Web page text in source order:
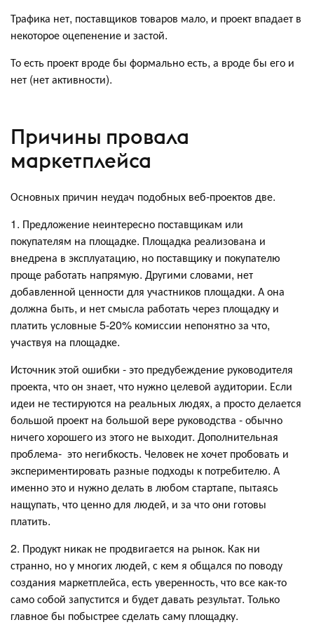
Трафика нет, поставщиков товаров мало, и проект впадает в
некоторое оцепенение и застой.
То есть проект вроде бы формально есть, а вроде бы его и
нет (нет активности).
Причины провала
маркетплейса
Основных причин неудач подобных веб-проектов две.
1. Предложение неинтересно поставщикам или
покупателям на площадке. Площадка реализована и
внедрена в эксплуатацию, но поставщику и покупателю
проще работать напрямую. Другими словами, нет
добавленной ценности для участников площадки. А она
должна быть, и нет смысла работать через площадку и
платить условные 5-20% комиссии непонятно за что,
участвуя на площадке.
Источник этой ошибки - это предубеждение руководителя
проекта, что он знает, что нужно целевой аудитории. Если
идеи не тестируются на реальных людях, а просто делается
большой проект на большой вере руководства - обычно
ничего хорошего из этого не выходит. Дополнительная
проблема- это негибкость. Человек не хочет пробовать и
экспериментировать разные подходы к потребителю. А
именно это и нужно делать в любом стартапе, пытаясь
нащупать, что ценно для людей, и за что они готовы
платить.
2. Продукт никак не продвигается на рынок. Как ни
странно, но у многих людей, с кем я общался по поводу
создания маркетплейса, есть уверенность, что все как-то
само собой запустится и будет давать результат. Только
главное бы побыстрее сделать саму площадку.